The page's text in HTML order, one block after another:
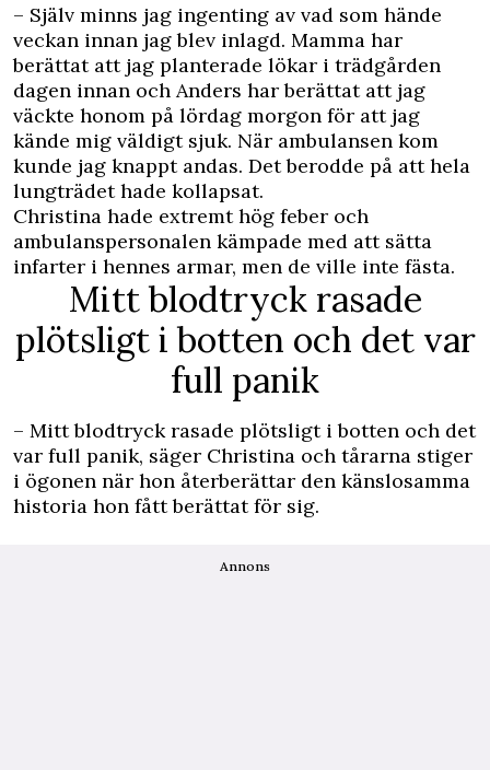
– Själv minns jag ingenting av vad som hände
veckan innan jag blev inlagd. Mamma har
berättat att jag planterade lökar i trädgården
dagen innan och Anders har berättat att jag
väckte honom på lördag morgon för att jag
kände mig väldigt sjuk. När ambulansen kom
kunde jag knappt andas. Det berodde på att hela
lungträdet hade kollapsat.
Christina hade extremt hög feber och
ambulanspersonalen kämpade med att sätta
infarter i hennes armar, men de ville inte fästa.
Mitt blodtryck rasade
plötsligt i botten och det var
full panik
– Mitt blodtryck rasade plötsligt i botten och det
var full panik, säger Christina och tårarna stiger
i ögonen när hon återberättar den känslosamma
historia hon fått berättat för sig.
Annons